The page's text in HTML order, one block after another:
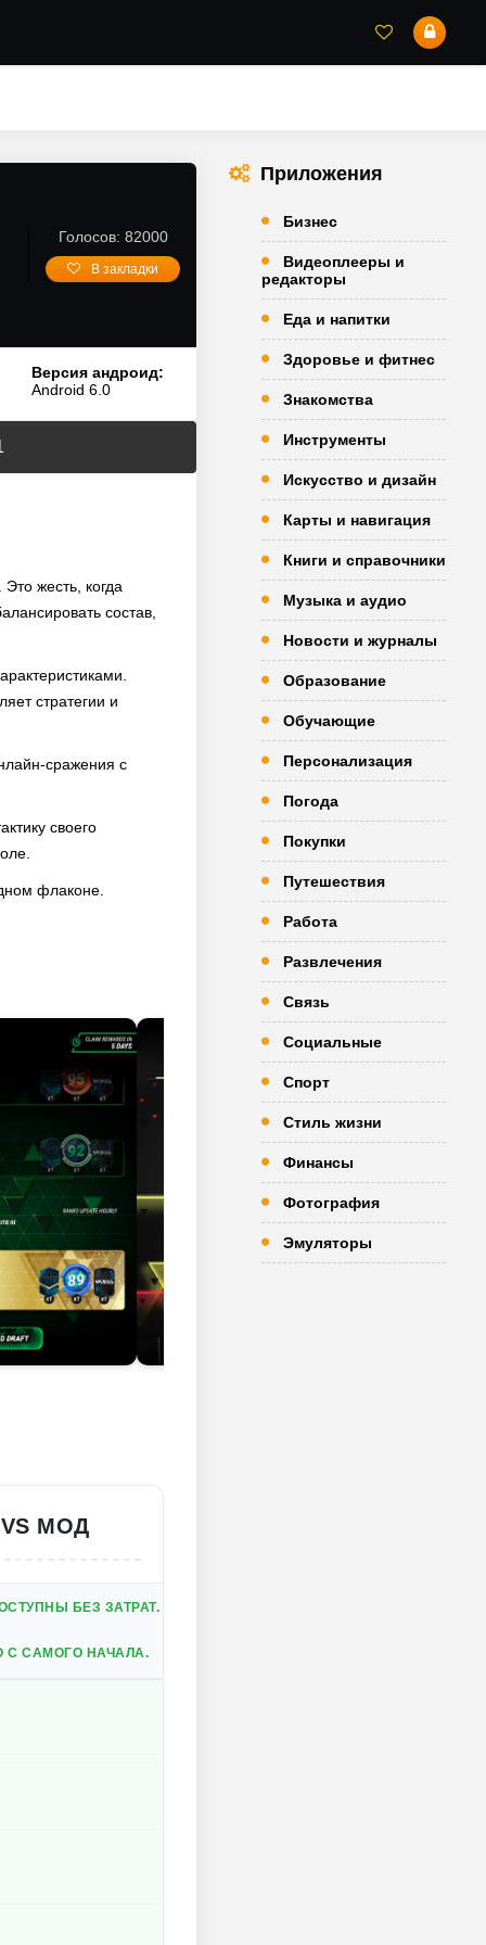
Голосов: 82000
В закладки
Версия андроид:
Android 6.0
жесть, когда
состав,
стратегии и
сражения с
своего
флаконе.
МОД
БЕЗ ЗАТРАТ.
С САМОГО НАЧАЛА.
Приложения
Бизнес
Видеоплееры и
редакторы
Еда и напитки
Здоровье и фитнес
Знакомства
Инструменты
Искусство и дизайн
Карты и навигация
Книги и справочники
Музыка и аудио
Новости и журналы
Образование
Обучающие
Персонализация
Погода
Покупки
Путешествия
Работа
Развлечения
Связь
Социальные
Спорт
Стиль жизни
Финансы
Фотография
Эмуляторы